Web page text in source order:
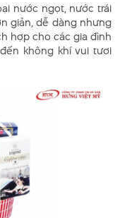
nước ngọt, nước trái
giản, dễ dàng nhưng
hợp cho các gia đình
không khí vui tươi